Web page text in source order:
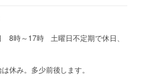
8時～17時 土曜日不定期で休日、
休み。多少前後します。